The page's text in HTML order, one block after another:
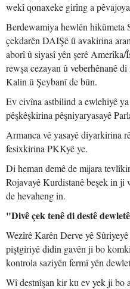
wekî qonaxeke girîng a
Berdewamiya hewlên hikûmeta
çekdarên DAIŞê û avakirina
aborî û siyasî yên şerê Amerîka/
rewşa cezayan û veberhênanê
Kalin û Şeybanî de bûn.
Ev civîna astbilind a ewlehiyê
pêşkêşkirina pêşniyaryasayê
Armanca vê yasayê diyarkirina
fesixkirina PKKyê ye.
Di heman demê de mijara
Rojavayê Kurdistanê beşek in ji
de hevaheng in.
"Divê çek tenê di destê
Wezîrê Karên Derve yê
piştgiriyê didin gavên ji bo
kontrola saziyên fermî yên
Wî destnîşan kir ku ev yek ji bo